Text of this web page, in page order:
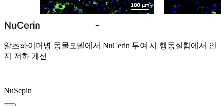
알츠하이머병 동물모델에서 NuCerin 투여 시 행동실험에서 인
지 저하 개선
NuSepin